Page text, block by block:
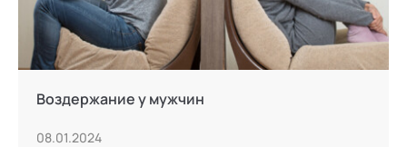
Воздержание у мужчин
08.01.2024